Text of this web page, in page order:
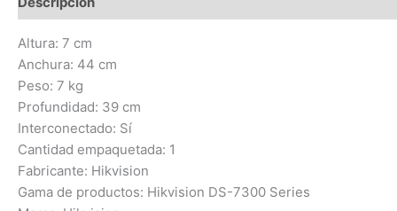
Altura: 7 cm
Anchura: 44 cm
Peso: 7 kg
Profundidad: 39 cm
Interconectado: Sí
Cantidad empaquetada: 1
Fabricante: Hikvision
Gama de productos: Hikvision DS-7300 Series